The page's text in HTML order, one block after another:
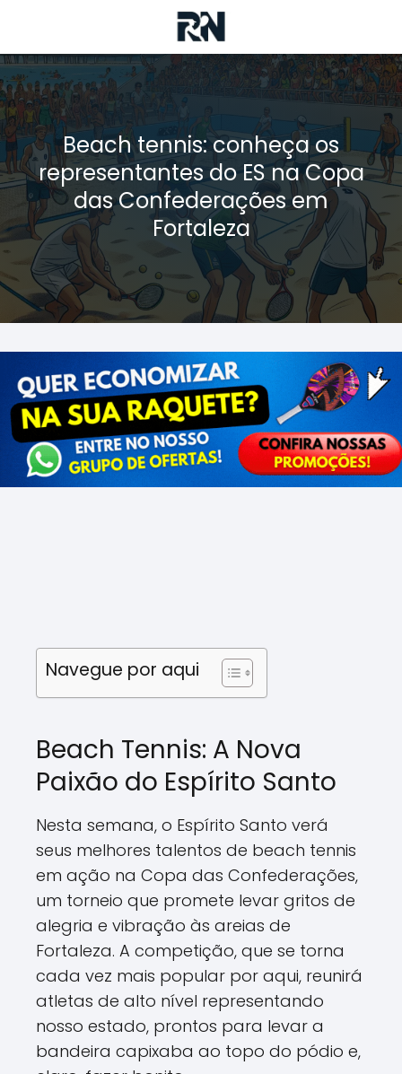
Beach tennis: conheça os
representantes do ES na Copa
das Confederações em
Fortaleza
Navegue por aqui
Beach Tennis: A Nova
Paixão do Espírito Santo
Nesta semana, o Espírito Santo verá
seus melhores talentos de beach tennis
em ação na Copa das Confederações,
um torneio que promete levar gritos de
alegria e vibração às areias de
Fortaleza. A competição, que se torna
cada vez mais popular por aqui, reunirá
atletas de alto nível representando
nosso estado, prontos para levar a
bandeira capixaba ao topo do pódio e,